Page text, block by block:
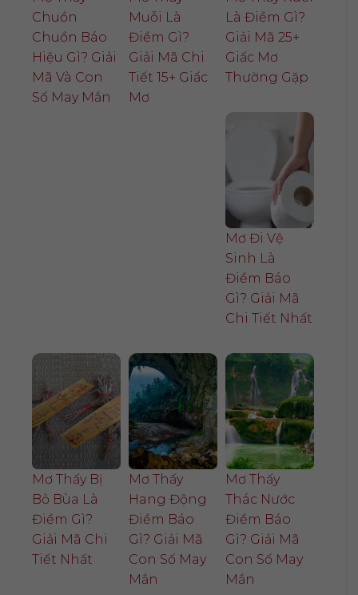
Chuồn
Chuồn Báo
Hiệu Gì? Giải
Mã Và Con
Số May Mắn
Muỗi Là
Điềm Gì?
Giải Mã Chi
Tiết 15+ Giấc
Mơ
Là Điềm Gì?
Giải Mã 25+
Giấc Mơ
Thường Gặp
Mơ Đi Vệ
Sinh Là
Điềm Báo
Gì? Giải Mã
Chi Tiết Nhất
Mơ Thấy Bị
Bỏ Bùa Là
Điềm Gì?
Giải Mã Chi
Tiết Nhất
Mơ Thấy
Hang Động
Điềm Báo
Gì? Giải Mã
Con Số May
Mắn
Mơ Thấy
Thác Nước
Điềm Báo
Gì? Giải Mã
Con Số May
Mắn